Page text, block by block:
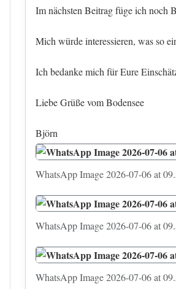
Im nächsten Beitrag füge ich noch
Mich würde interessieren, was so
Ich bedanke mich für Eure
Liebe Grüße vom Bodensee
Björn
WhatsApp Image 2026-07-06 at
WhatsApp Image 2026-07-06 at
WhatsApp Image 2026-07-06 at